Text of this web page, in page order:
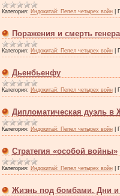
Категория: Индокитай: Пепел четырех войн
Поражения и смерть
Категория: Индокитай: Пепел четырех войн
Дьенбьенфу
Категория: Индокитай: Пепел четырех войн
Дипломатическая дуэль в
Категория: Индокитай: Пепел четырех войн
Стратегия «особой войны»
Категория: Индокитай: Пепел четырех войн
Жизнь под бомбами. Дни и